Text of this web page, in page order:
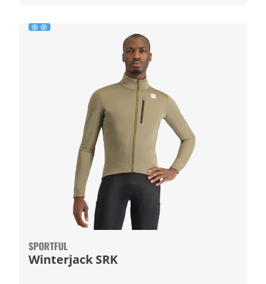
SPORTFUL
Winterjack SRK